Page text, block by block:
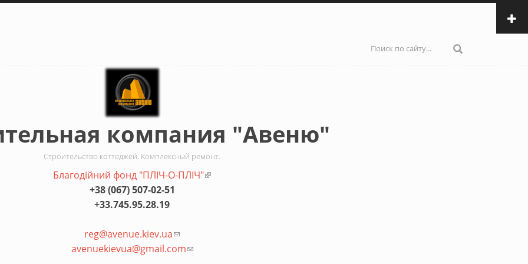
поиска
компания "Авеню"
Строительство коттеджей. Комплексный ремонт.
Благодiйний фонд "ПЛIЧ-О-ПЛIЧ"(внешняя ссылка)
+38 (067) 507-02-51
+33.745.95.28.19
reg@avenue.kiev.ua(ссылка для отправки email)
avenuekievua@gmail.com(ссылка для отправки email)